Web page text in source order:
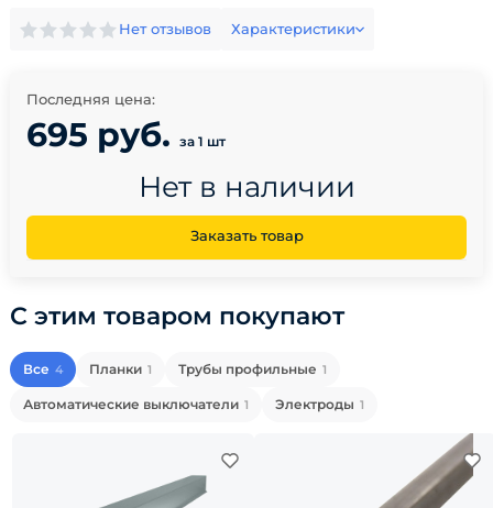
Нет отзывов Характеристики
Последняя цена:
695 руб. за 1 шт
Нет в наличии
Заказать товар
С этим товаром покупают
Все 4 Планки 1 Трубы профильные 1
Автоматические выключатели 1 Электроды 1